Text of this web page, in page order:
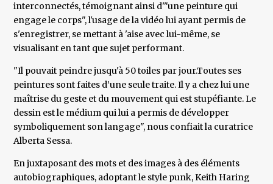
interconnectés, témoignant ainsi d'"une peinture qui
engage le corps", l'usage de la vidéo lui ayant permis de
s'enregistrer, se mettant à 'aise avec lui-même, se
visualisant en tant que sujet performant.
"Il pouvait peindre jusqu'à 50 toiles par jour.Toutes ses
peintures sont faites d’une seule traite. Il y a chez lui une
maîtrise du geste et du mouvement qui est stupéfiante. Le
dessin est le médium qui lui a permis de développer
symboliquement son langage", nous confiait la curatrice
Alberta Sessa.
En juxtaposant des mots et des images à des éléments
autobiographiques, adoptant le style punk, Keith Haring